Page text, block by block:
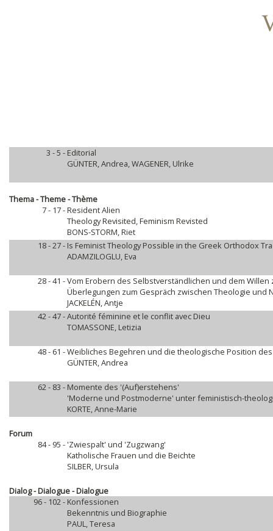
3 - 5 - Editorial
GÜNTER, Andrea, WAGENER, Ulrike
Thema - Theme - Thème
7 - 17 -Resident Alien
Theology Revisited, Feminism Revisted
BONS-STORM, Riet
18 - 27 - Is Feminist Theology Possible in the Greek Orthodox
ADAMZILOGLU, Eva
28 - 41 -Vom Erobern des Selbstverständlichen und dem Willen
Überlegungen zum Gespräch zwischen Theologie und
JACKELÉN, Antje
42 - 47 -Autorité féminine et le conflit avec Dieu
TOMASSONE, Letizia
48 - 61 -Weibliches Begehren und die theologische Position
GÜNTER, Andrea
62 - 83 - Momente des '(Auf)erstehens'
'Moderne und Postmoderne' unter feministisch-
KORTE, Anne-Marie
Forum
84 - 95 - 'Zwiespalt' und 'Zugzwang'
Katholische Frauen und die Beichte
SILBER, Ursula
Dialog - Dialogue - Dialogue
96 - 102 - Konfessionen
Bekenntnis und Biographie
PAUL, Teresa